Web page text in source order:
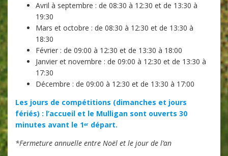
Avril à septembre : de 08:30 à 12:30 et de 13:30 à
19:30
Mars et octobre : de 08:30 à 12:30 et de 13:30 à
18:30
Février : de 09:00 à 12:30 et de 13:30 à 18:00
Janvier et novembre : de 09:00 à 12:30 et de 13:30 à
17:30
Décembre : de 09:00 à 12:30 et de 13:30 à 17:00
Les jours de compétitions (dimanches et jours
fériés) : l’accueil et le Mulligan sont ouverts 30
minutes avant le 1ᵉʳ départ.
*Fermeture annuelle entre Noël et le jour de l’an